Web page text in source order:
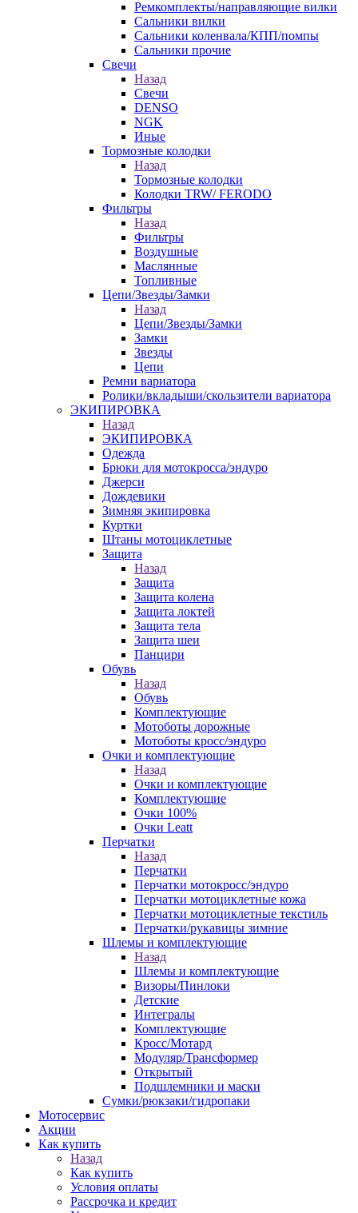
Ремкомплекты/направляющие вилки
Сальники вилки
Сальники коленвала/КПП/помпы
Сальники прочие
Свечи
Назад
Свечи
DENSO
NGK
Иные
Тормозные колодки
Назад
Тормозные колодки
Колодки TRW/ FERODO
Фильтры
Назад
Фильтры
Воздушные
Маслянные
Топливные
Цепи/Звезды/Замки
Назад
Цепи/Звезды/Замки
Замки
Звезды
Цепи
Ремни вариатора
Ролики/вкладыши/скользители вариатора
ЭКИПИРОВКА
Назад
ЭКИПИРОВКА
Одежда
Брюки для мотокросса/эндуро
Джерси
Дождевики
Зимняя экипировка
Куртки
Штаны мотоциклетные
Защита
Назад
Защита
Защита колена
Защита локтей
Защита тела
Защита шеи
Панцири
Обувь
Назад
Обувь
Комплектующие
Мотоботы дорожные
Мотоботы кросс/эндуро
Очки и комплектующие
Назад
Очки и комплектующие
Комплектующие
Очки 100%
Очки Leatt
Перчатки
Назад
Перчатки
Перчатки мотокросс/эндуро
Перчатки мотоциклетные кожа
Перчатки мотоциклетные текстиль
Перчатки/рукавицы зимние
Шлемы и комплектующие
Назад
Шлемы и комплектующие
Визоры/Пинлоки
Детские
Интегралы
Комплектующие
Кросс/Мотард
Модуляр/Трансформер
Открытый
Подшлемники и маски
Сумки/рюкзаки/гидропаки
Мотосервис
Акции
Как купить
Назад
Как купить
Условия оплаты
Рассрочка и кредит